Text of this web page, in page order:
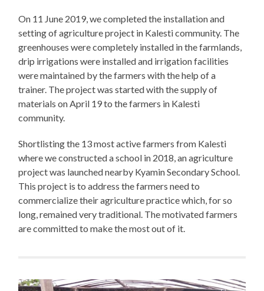
On 11 June 2019, we completed the installation and
setting of agriculture project in Kalesti community. The
greenhouses were completely installed in the farmlands,
drip irrigations were installed and irrigation facilities
were maintained by the farmers with the help of a
trainer. The project was started with the supply of
materials on April 19 to the farmers in Kalesti
community.
Shortlisting the 13 most active farmers from Kalesti
where we constructed a school in 2018, an agriculture
project was launched nearby Kyamin Secondary School.
This project is to address the farmers need to
commercialize their agriculture practice which, for so
long, remained very traditional. The motivated farmers
are committed to make the most out of it.